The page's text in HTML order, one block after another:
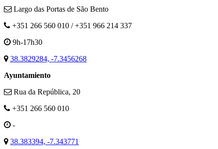
Largo das Portas de São Bento
+351 266 560 010 / +351 966 214 337
9h-17h30
38.3829284, -7.3456268
Ayuntamiento
Rua da República, 20
+351 266 560 010
-
38.383394, -7.343771